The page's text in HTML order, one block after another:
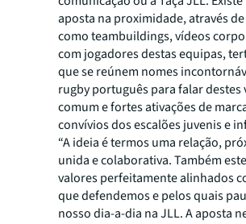
aposta na proximidade, através
como teambuildings, vídeos
com jogadores destas equipas,
que se reúnem nomes
rugby português para falar destes
comum e fortes ativações de
convívios dos escalões juvenis e
“A ideia é termos uma relação,
unida e colaborativa. Também
valores perfeitamente alinhados
que defendemos e pelos quais
nosso dia-a-dia na JLL. A aposta